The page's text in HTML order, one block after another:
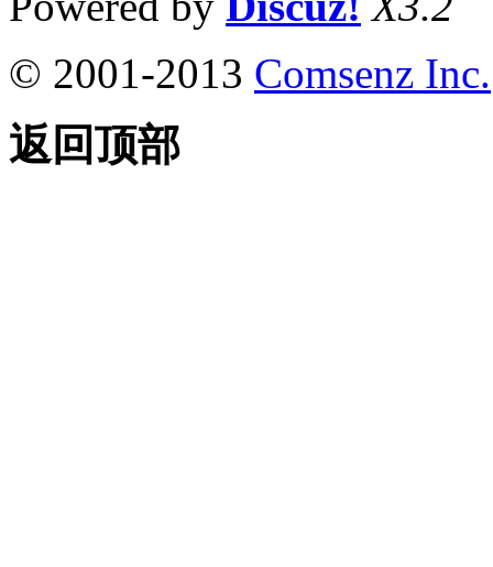
© 2001-2013 Comsenz Inc.
返回顶部